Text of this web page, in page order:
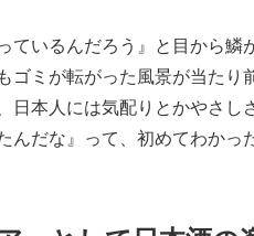
ているんだろう』と目から鱗
ゴミが転がった風景が当たり
日本人には気配りとかやさ
だな』って、初めてわかっ